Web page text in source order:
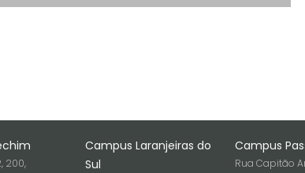
200,
Campus Laranjeiras do
Sul
Campus
Rua Capitão